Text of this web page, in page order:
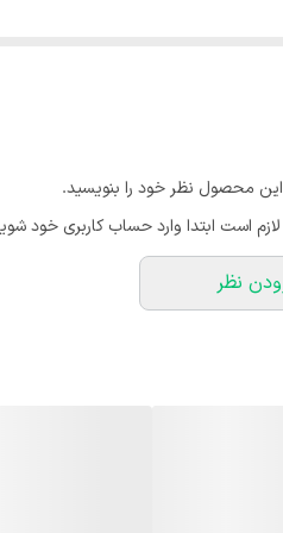
محصول نظر خود را بنویسید.
است ابتدا وارد حساب کاربری خود
نظر